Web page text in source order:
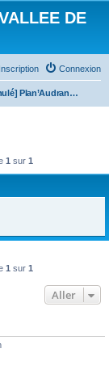
DE
Connexion
Inscription
[Annulé] Plan’Audran 16 avril 2023
1 sur 1
1 sur 1
Aller